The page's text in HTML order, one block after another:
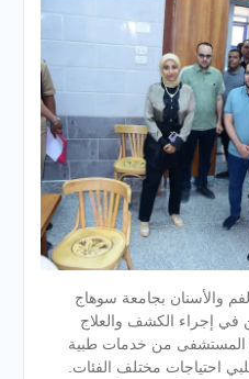
بجامعة سوهاج
في إجراء الكشف والعلاج
المستشفى من خدمات طبية
احتياجات مختلف الفئات.